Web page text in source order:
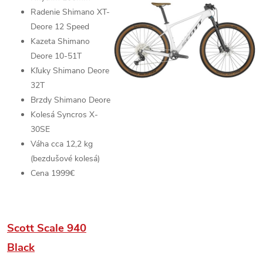
Radenie Shimano XT-
Deore 12 Speed
Kazeta Shimano
Deore 10-51T
Kľuky Shimano Deore
32T
Brzdy Shimano Deore
Kolesá Syncros X-
30SE
Váha cca 12,2 kg
(bezdušové kolesá)
Cena 1999€
Scott Scale 940
Black